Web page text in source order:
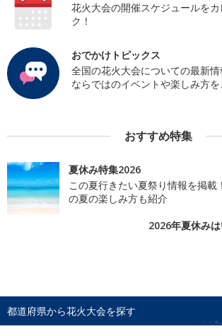
花火大会の開催スケジュールを
ク！
おでかけトピックス
全国の花火大会についての最新
ならではのイベントや楽しみ方
おすすめ特集
夏休み特集2026
この夏行きたい夏祭り情報を掲載
の夏の楽しみ方も紹介
2026年夏休み
都道府県から花火大会を探す